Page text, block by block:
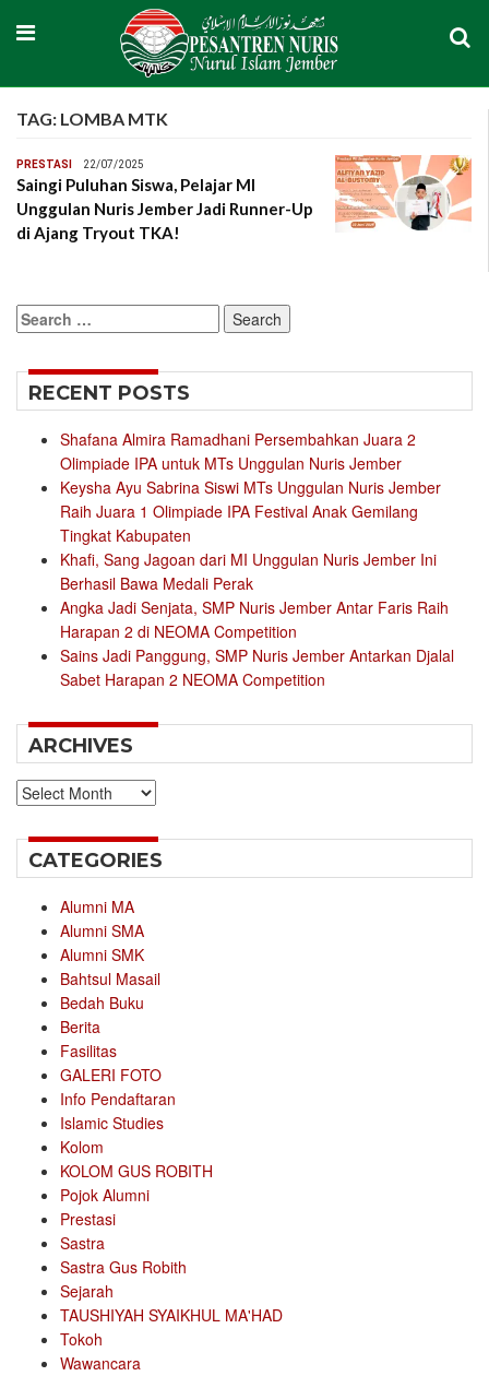
TAG: LOMBA MTK
PRESTASI 22/07/2025
Saingi Puluhan Siswa, Pelajar MI
Unggulan Nuris Jember Jadi Runner-Up
di Ajang Tryout TKA!
Search
for:
RECENT POSTS
Shafana Almira Ramadhani Persembahkan Juara 2
Olimpiade IPA untuk MTs Unggulan Nuris Jember
Keysha Ayu Sabrina Siswi MTs Unggulan Nuris Jember
Raih Juara 1 Olimpiade IPA Festival Anak Gemilang
Tingkat Kabupaten
Khafi, Sang Jagoan dari MI Unggulan Nuris Jember Ini
Berhasil Bawa Medali Perak
Angka Jadi Senjata, SMP Nuris Jember Antar Faris Raih
Harapan 2 di NEOMA Competition
Sains Jadi Panggung, SMP Nuris Jember Antarkan Djalal
Sabet Harapan 2 NEOMA Competition
ARCHIVES
Archives
CATEGORIES
Alumni MA
Alumni SMA
Alumni SMK
Bahtsul Masail
Bedah Buku
Berita
Fasilitas
GALERI FOTO
Info Pendaftaran
Islamic Studies
Kolom
KOLOM GUS ROBITH
Pojok Alumni
Prestasi
Sastra
Sastra Gus Robith
Sejarah
TAUSHIYAH SYAIKHUL MA'HAD
Tokoh
Wawancara